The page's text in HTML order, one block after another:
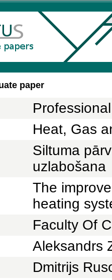
paper
Heat, Gas
Siltuma
uzlabošana
The
heating
Faculty Of
Aleksandrs
Dmitrijs